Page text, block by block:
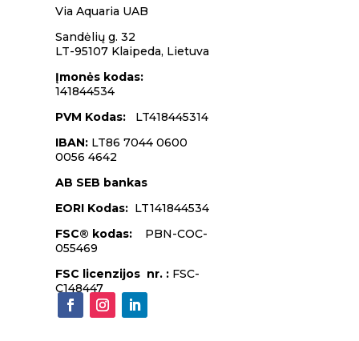
Via Aquaria UAB
Sandėlių g. 32
LT-95107 Klaipeda, Lietuva
Įmonės kodas:
141844534
PVM Kodas: LT418445314
IBAN: LT86 7044 0600
0056 4642
AB SEB bankas
EORI Kodas: LT141844534
FSC® kodas:PBN-COC-
055469
FSC licenzijos nr. :FSC-
C148447